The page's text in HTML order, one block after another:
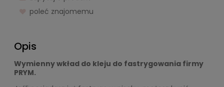
poleć znajomemu
Opis
Wymienny wkład do kleju do fastrygowania firmy
PRYM.